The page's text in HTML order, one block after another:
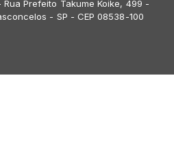
Rua Prefeito Takume Koike, 499 -
- SP - CEP 08538-100